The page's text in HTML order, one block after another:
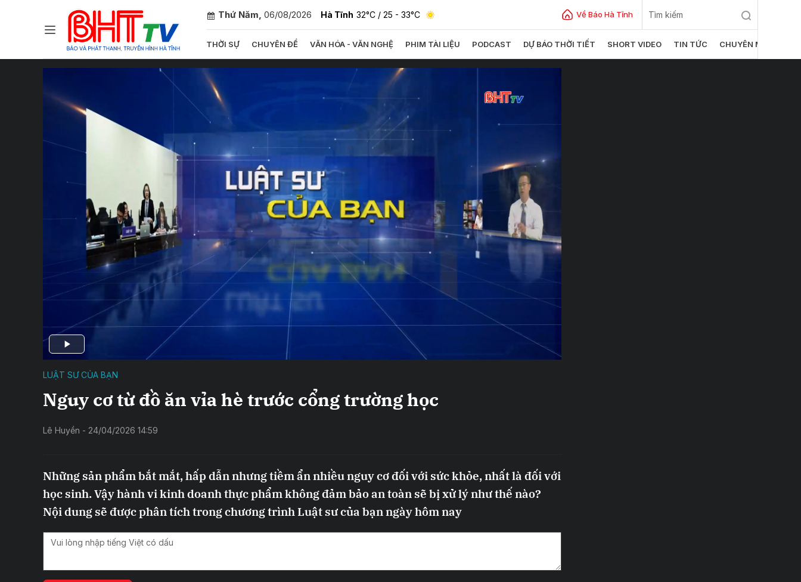
Thứ Năm, 06/08/2026 Hà Tĩnh 32°C / 25 - 33°C Về Báo Hà Tĩnh
THỜI SỰ CHUYÊN ĐỀ VĂN HÓA - VĂN NGHỆ PHIM TÀI LIỆU PODCAST DỰ BÁO THỜI TIẾT SHORT VIDEO TIN TỨC CHUYÊN MỤC
LUẬT SƯ CỦA BẠN
Nguy cơ từ đồ ăn vỉa hè trước cổng trường học
Lê Huyền - 24/04/2026 14:59
Những sản phẩm bắt mắt, hấp dẫn nhưng tiềm ẩn nhiều nguy cơ đối với sức khỏe, nhất là đối với
học sinh. Vậy hành vi kinh doanh thực phẩm không đảm bảo an toàn sẽ bị xử lý như thế nào?
Nội dung sẽ được phân tích trong chương trình Luật sư của bạn ngày hôm nay